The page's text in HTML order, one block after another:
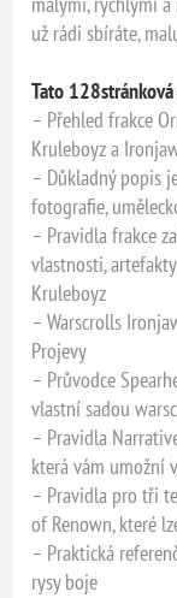
už rádi sbíráte,
Tato
– Přehled frakce
Kruleboyz a
– Důkladný popis
fotografie,
– Pravidla frakce
vlastnosti,
Kruleboyz
– Warscrolls
Projevy
– Průvodce
vlastní sadou
– Pravidla
která vám umožní
– Pravidla pro tři
of Renown, které
– Praktická
rysy boje